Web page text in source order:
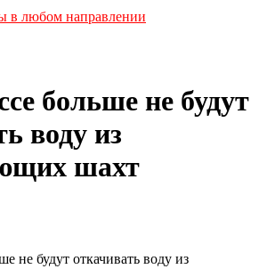
в любом направлении
больше не будут
воду из
шахт